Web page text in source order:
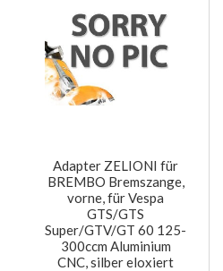
Adapter ZELIONI für
BREMBO Bremszange,
vorne, für Vespa
GTS/GTS
Super/GTV/GT 60 125-
300ccm Aluminium
CNC, silber eloxiert